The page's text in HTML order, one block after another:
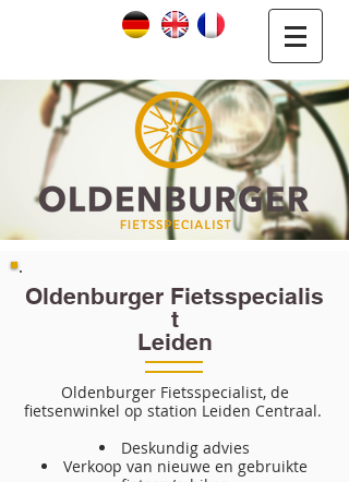
Oldenburger Fietsspecialis
t
Leiden
Oldenburger Fietsspecialist, de
fietsenwinkel op station Leiden Centraal.
Deskundig advies
Verkoop van nieuwe en gebruikte